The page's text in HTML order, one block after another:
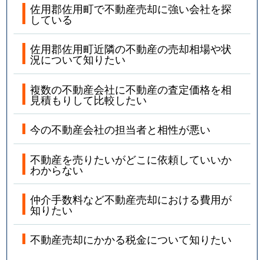
佐用郡佐用町で不動産売却に強い会社を探
している
佐用郡佐用町近隣の不動産の売却相場や状
況について知りたい
複数の不動産会社に不動産の査定価格を相
見積もりして比較したい
今の不動産会社の担当者と相性が悪い
不動産を売りたいがどこに依頼していいか
わからない
仲介手数料など不動産売却における費用が
知りたい
不動産売却にかかる税金について知りたい